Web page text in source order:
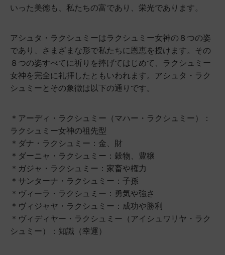
いった美徳も、私たちの富であり、栄光であります。
アシュタ・ラクシュミーはラクシュミー女神の８つの姿
であり、さまざまな形で私たちに恩恵を授けます。その
８つの姿すべてに祈りを捧げてはじめて、ラクシュミー
女神を完全に礼拝したともいわれます。アシュタ・ラク
シュミーとその象徴は以下の通りです。
＊アーディ・ラクシュミー（マハー・ラクシュミー）：
ラクシュミー女神の祖先型
＊ダナ・ラクシュミー：金、財
＊ダーニャ・ラクシュミー：穀物、豊穣
＊ガジャ・ラクシュミー：家畜や権力
＊サンターナ・ラクシュミー：子孫
＊ヴィーラ・ラクシュミー：勇気や強さ
＊ヴィジャヤ・ラクシュミー：成功や勝利
＊ヴィディヤー・ラクシュミー（アイシュワリヤ・ラク
シュミー）：知識（幸運）